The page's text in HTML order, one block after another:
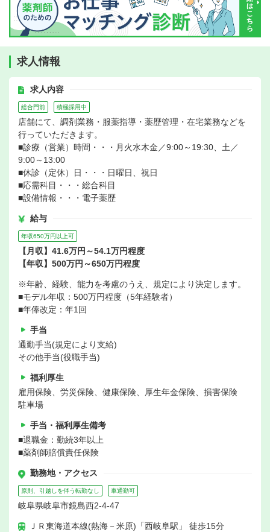
求人情報
求人内容
総合門前 積極採用中
店舗にて、調剤業務・服薬指導・薬歴管理・在宅業務などを
行っていただきます。
■診療（営業）時間・・・月火水木金／9:00～19:30、土／
9:00～13:00
■休診（定休）日・・・日曜日、祝日
■応需科目・・・総合科目
■設備情報・・・電子薬歴
給与
年収650万円以上可
【月収】41.6万円～54.1万円程度
【年収】500万円～650万円程度
※年齢、経験、能力を考慮のうえ、規定により決定します。
■モデル年収：500万円程度（5年経験者）
■年俸改定：年1回
手当
通勤手当(規定により支給)
その他手当(役職手当)
福利厚生
雇用保険、労災保険、健康保険、厚生年金保険、損害保険
駐車場
手当・福利厚生備考
■退職金：勤続3年以上
■薬剤師賠償責任保険
勤務地・アクセス
原則、引越しを伴う転勤なし 車通勤可
岐阜県岐阜市鏡島西2-4-47
ＪＲ東海道本線(熱海－米原)「西岐阜駅」 徒歩15分